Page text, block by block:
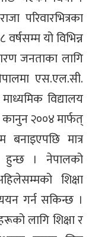
परिवारभित्रका
यो विभिन्न
जनताका लागि
एस.एल.सी.
विद्यालय
२००४ मार्फत्
बनाइएपछि मात्र
हुन्छ । नेपालको
शिक्षा
गर्न सकिन्छ ।
लागि शिक्षा र